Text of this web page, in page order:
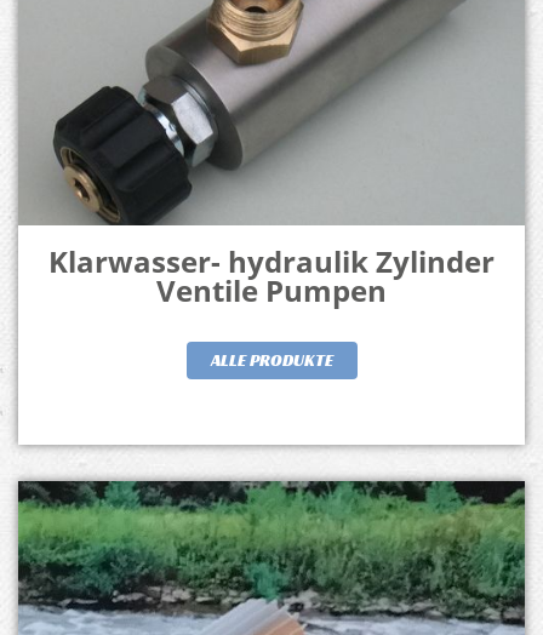
Klarwasser- hydraulik Zylinder
Ventile Pumpen
ALLE PRODUKTE